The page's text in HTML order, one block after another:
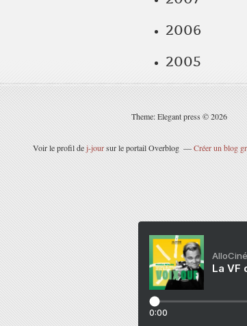
2006
2005
Theme: Elegant press © 2026
Voir le profil dej-joursur le portail Overblog Créer un blog
AlloCiné
La VF
0:00